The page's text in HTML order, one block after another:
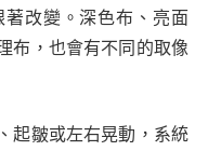
改變。深色布、亮面
布，也會有不同的取像
起皺或左右晃動，系統